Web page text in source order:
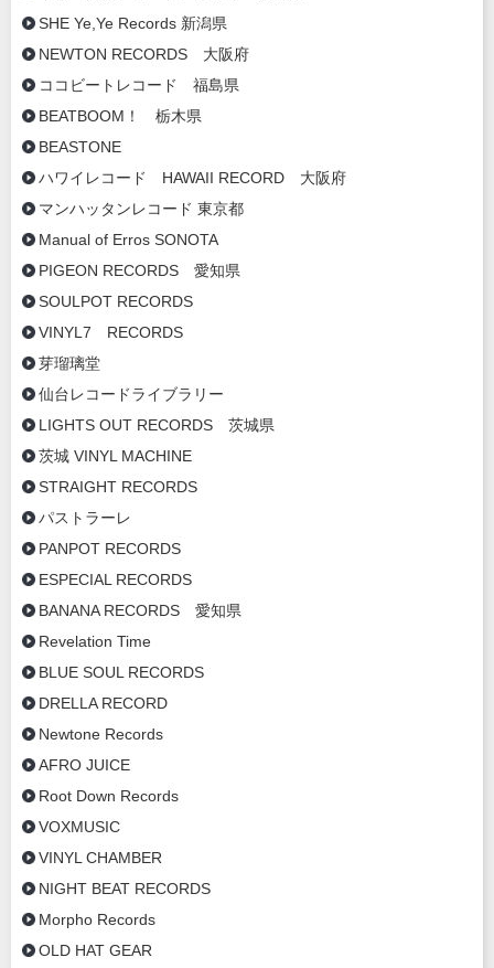
SHE Ye,Ye Records 新潟県
NEWTON RECORDS 大阪府
ココビートレコード 福島県
BEATBOOM！ 栃木県
BEASTONE
ハワイレコード HAWAII RECORD 大阪府
マンハッタンレコード 東京都
Manual of Erros SONOTA
PIGEON RECORDS 愛知県
SOULPOT RECORDS
VINYL7 RECORDS
芽瑠璃堂
仙台レコードライブラリー
LIGHTS OUT RECORDS 茨城県
茨城 VINYL MACHINE
STRAIGHT RECORDS
パストラーレ
PANPOT RECORDS
ESPECIAL RECORDS
BANANA RECORDS 愛知県
Revelation Time
BLUE SOUL RECORDS
DRELLA RECORD
Newtone Records
AFRO JUICE
Root Down Records
VOXMUSIC
VINYL CHAMBER
NIGHT BEAT RECORDS
Morpho Records
OLD HAT GEAR